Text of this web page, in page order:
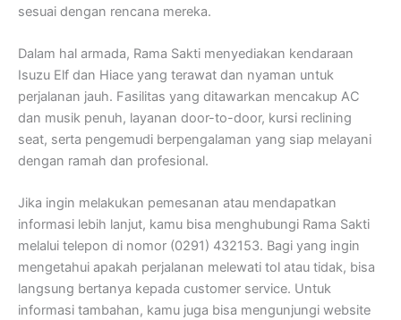
sesuai dengan rencana mereka.
Dalam hal armada, Rama Sakti menyediakan kendaraan
Isuzu Elf dan Hiace yang terawat dan nyaman untuk
perjalanan jauh. Fasilitas yang ditawarkan mencakup AC
dan musik penuh, layanan door-to-door, kursi reclining
seat, serta pengemudi berpengalaman yang siap melayani
dengan ramah dan profesional.
Jika ingin melakukan pemesanan atau mendapatkan
informasi lebih lanjut, kamu bisa menghubungi Rama Sakti
melalui telepon di nomor (0291) 432153. Bagi yang ingin
mengetahui apakah perjalanan melewati tol atau tidak, bisa
langsung bertanya kepada customer service. Untuk
informasi tambahan, kamu juga bisa mengunjungi website